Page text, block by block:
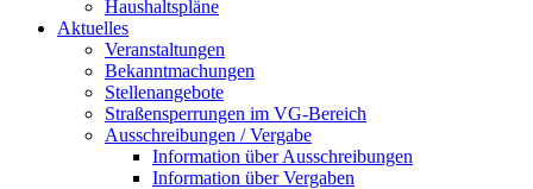
Haushaltspläne
Aktuelles
Veranstaltungen
Bekanntmachungen
Stellenangebote
Straßensperrungen im VG-Bereich
Ausschreibungen / Vergabe
Information über Ausschreibungen
Information über Vergaben